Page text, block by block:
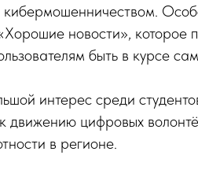
кибермошенничеством.
новости», которое
быть в курсе
интерес среди
движению цифровых
в регионе.